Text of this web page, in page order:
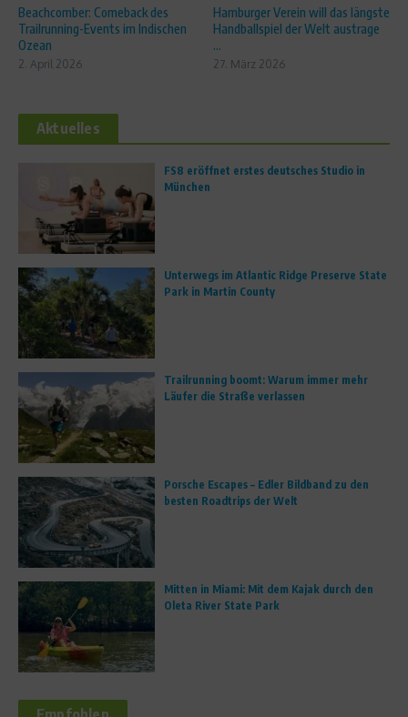
Beachcomber: Comeback des
Trailrunning-Events im Indischen
Ozean
2. April 2026
Hamburger Verein will das längste
Handballspiel der Welt austrage
...
27. März 2026
Aktuelles
FS8 eröffnet erstes deutsches Studio in
München
Unterwegs im Atlantic Ridge Preserve State
Park in Martin County
Trailrunning boomt: Warum immer mehr
Läufer die Straße verlassen
Porsche Escapes – Edler Bildband zu den
besten Roadtrips der Welt
Mitten in Miami: Mit dem Kajak durch den
Oleta River State Park